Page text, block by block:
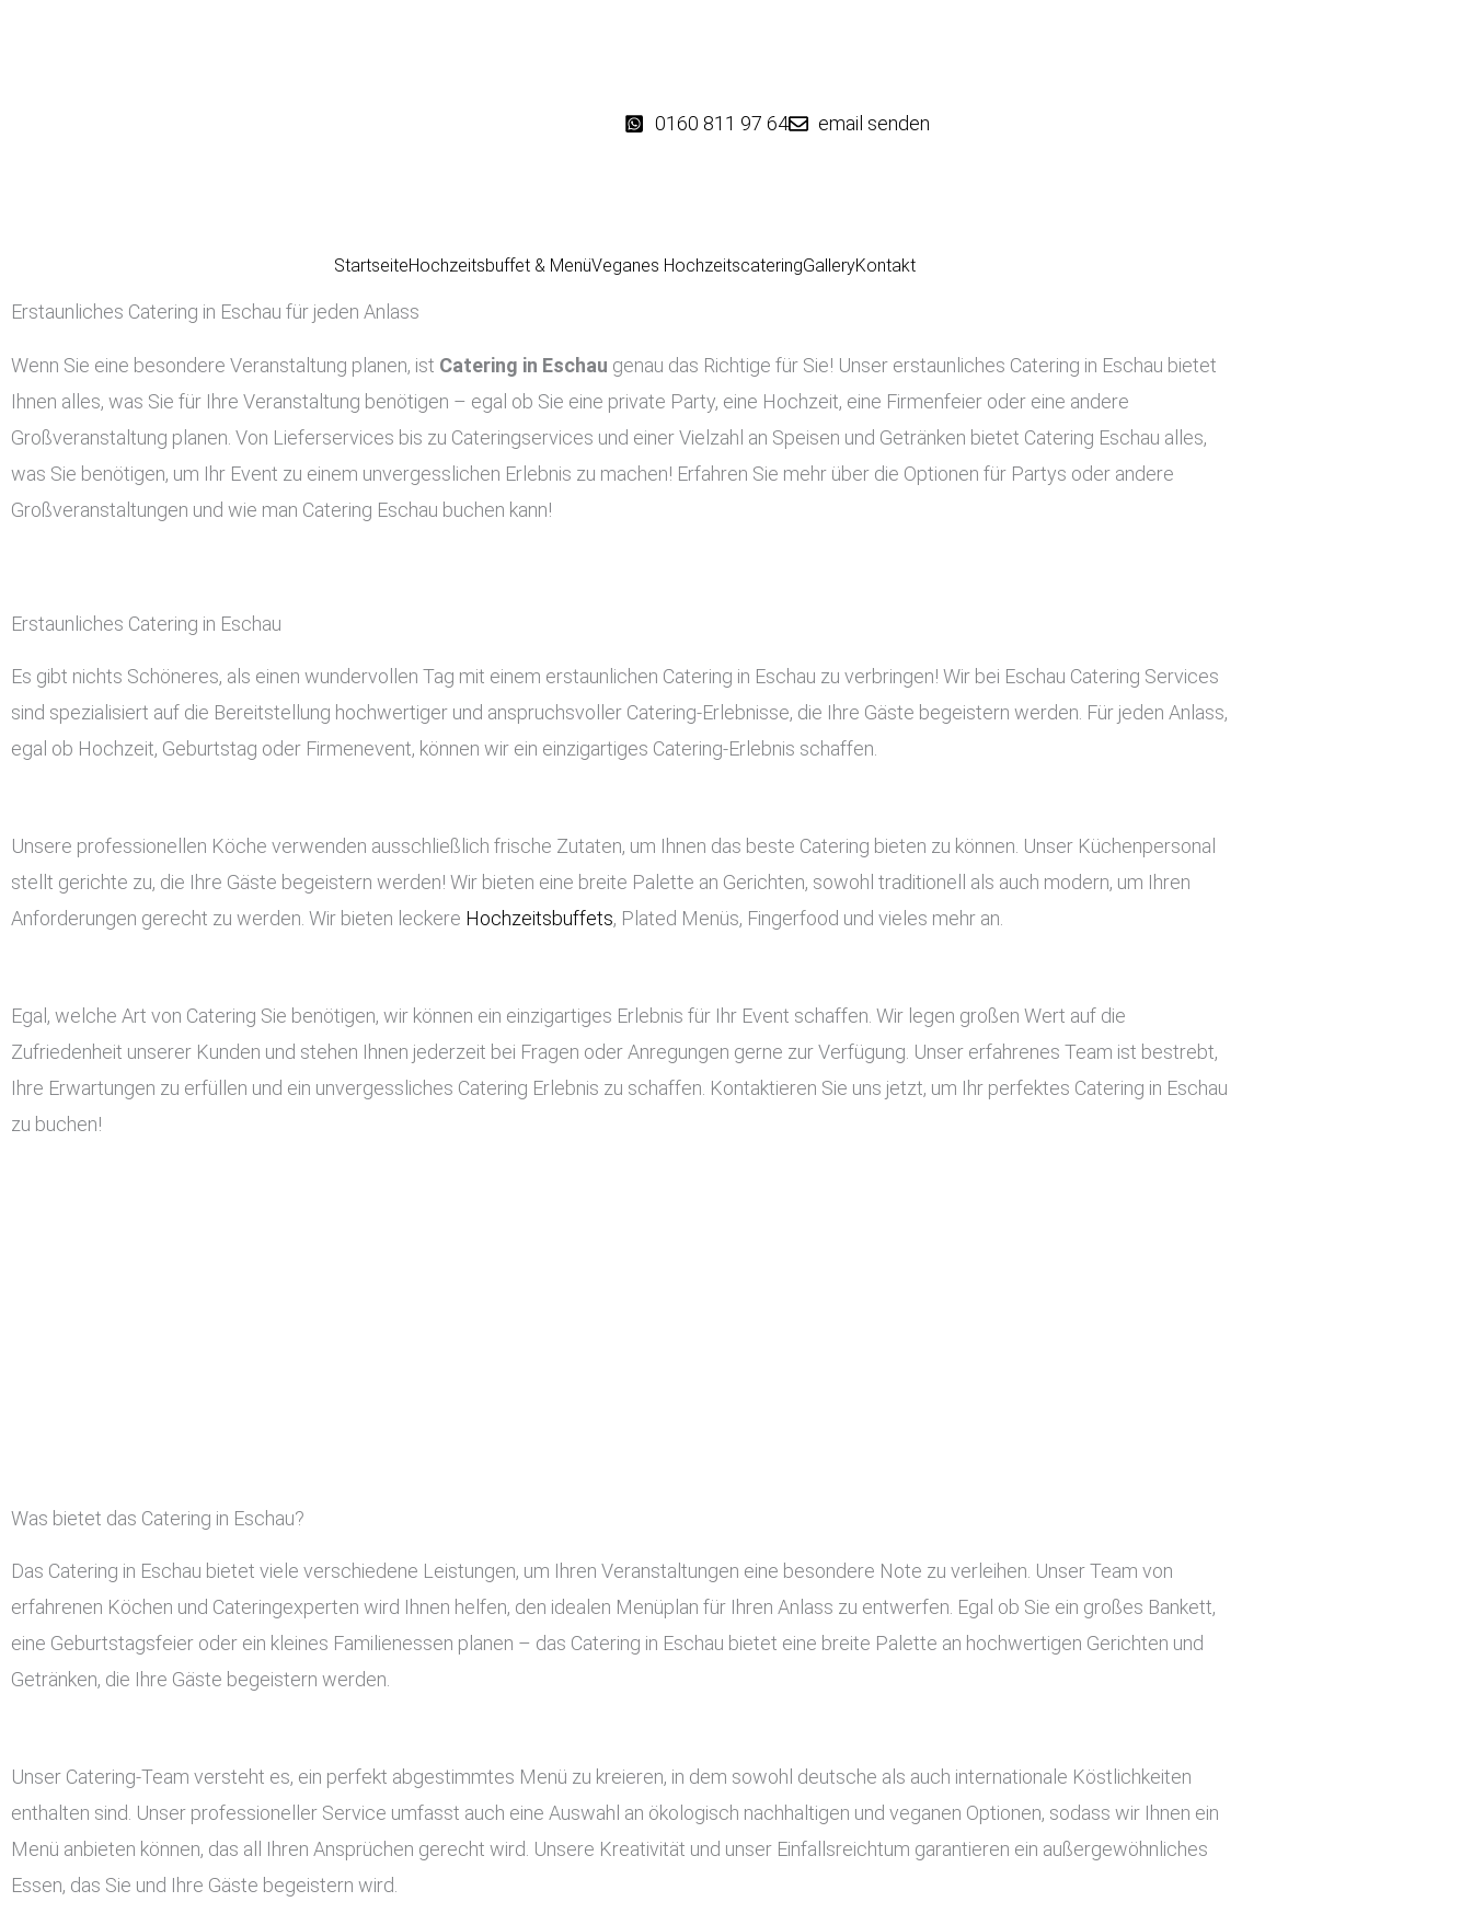
0160 811 97 64
email senden
StartseiteHochzeitsbuffet & MenüVeganes HochzeitscateringGalleryKontakt
Erstaunliches Catering in Eschau für jeden Anlass
Wenn Sie eine besondere Veranstaltung planen, ist Catering in Eschau genau das Richtige für Sie! Unser erstaunliches Catering in Eschau bietet
Ihnen alles, was Sie für Ihre Veranstaltung benötigen – egal ob Sie eine private Party, eine Hochzeit, eine Firmenfeier oder eine andere
Großveranstaltung planen. Von Lieferservices bis zu Cateringservices und einer Vielzahl an Speisen und Getränken bietet Catering Eschau alles,
was Sie benötigen, um Ihr Event zu einem unvergesslichen Erlebnis zu machen! Erfahren Sie mehr über die Optionen für Partys oder andere
Großveranstaltungen und wie man Catering Eschau buchen kann!
Erstaunliches Catering in Eschau
Es gibt nichts Schöneres, als einen wundervollen Tag mit einem erstaunlichen Catering in Eschau zu verbringen! Wir bei Eschau Catering Services
sind spezialisiert auf die Bereitstellung hochwertiger und anspruchsvoller Catering-Erlebnisse, die Ihre Gäste begeistern werden. Für jeden Anlass,
egal ob Hochzeit, Geburtstag oder Firmenevent, können wir ein einzigartiges Catering-Erlebnis schaffen.
Unsere professionellen Köche verwenden ausschließlich frische Zutaten, um Ihnen das beste Catering bieten zu können. Unser Küchenpersonal
stellt gerichte zu, die Ihre Gäste begeistern werden! Wir bieten eine breite Palette an Gerichten, sowohl traditionell als auch modern, um Ihren
Anforderungen gerecht zu werden. Wir bieten leckere Hochzeitsbuffets, Plated Menüs, Fingerfood und vieles mehr an.
Egal, welche Art von Catering Sie benötigen, wir können ein einzigartiges Erlebnis für Ihr Event schaffen. Wir legen großen Wert auf die
Zufriedenheit unserer Kunden und stehen Ihnen jederzeit bei Fragen oder Anregungen gerne zur Verfügung. Unser erfahrenes Team ist bestrebt,
Ihre Erwartungen zu erfüllen und ein unvergessliches Catering Erlebnis zu schaffen. Kontaktieren Sie uns jetzt, um Ihr perfektes Catering in Eschau
zu buchen!
Was bietet das Catering in Eschau?
Das Catering in Eschau bietet viele verschiedene Leistungen, um Ihren Veranstaltungen eine besondere Note zu verleihen. Unser Team von
erfahrenen Köchen und Cateringexperten wird Ihnen helfen, den idealen Menüplan für Ihren Anlass zu entwerfen. Egal ob Sie ein großes Bankett,
eine Geburtstagsfeier oder ein kleines Familienessen planen – das Catering in Eschau bietet eine breite Palette an hochwertigen Gerichten und
Getränken, die Ihre Gäste begeistern werden.
Unser Catering-Team versteht es, ein perfekt abgestimmtes Menü zu kreieren, in dem sowohl deutsche als auch internationale Köstlichkeiten
enthalten sind. Unser professioneller Service umfasst auch eine Auswahl an ökologisch nachhaltigen und veganen Optionen, sodass wir Ihnen ein
Menü anbieten können, das all Ihren Ansprüchen gerecht wird. Unsere Kreativität und unser Einfallsreichtum garantieren ein außergewöhnliches
Essen, das Sie und Ihre Gäste begeistern wird.